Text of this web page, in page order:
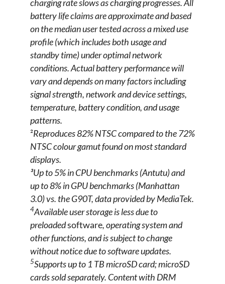
charging rate slows as charging progresses. All
battery life claims are approximate and based
on the median user tested across a mixed use
profile (which includes both usage and
standby time) under optimal network
conditions. Actual battery performance will
vary and depends on many factors including
signal strength, network and device settings,
temperature, battery condition, and usage
patterns.
²Reproduces 82% NTSC compared to the 72%
NTSC colour gamut found on most standard
displays.
³Up to 5% in CPU benchmarks (Antutu) and
up to 8% in GPU benchmarks (Manhattan
3.0) vs. the G90T, data provided by MediaTek.
4Available user storage is less due to
preloadedsoftware, operating system and
other functions, and is subject to change
without notice due to software updates.
5Supports up to 1 TB microSD card; microSD
cards sold separately. Content with DRM